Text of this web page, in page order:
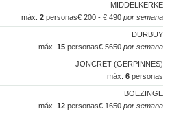
MIDDELKERKE
€ 200 - € 490 por semana
máx. 2 personas
DURBUY
€ 5650 por semana
máx. 15 personas
JONCRET (GERPINNES)
máx. 6 personas
BOEZINGE
€ 1650 por semana
máx. 12 personas